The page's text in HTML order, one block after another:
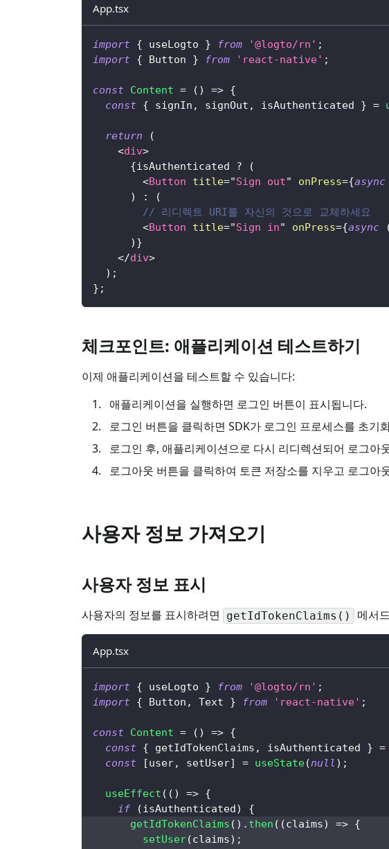
App.tsx
import { useLogto } from '@logto/rn' ;
import { Button } from 'react-native' ;
const Content = ( ) => {
const { signIn , signOut , isAuthenticated } =
return
(
<div>
{isAuthenticated ?
(
<Button title="Sign out" onPress={async
)
:
(
// 리디렉트 URI를 자신의 것으로 교체하세요
<Button title="Sign in" onPress={async
) }
</div>
) ;
} ;
체크포인트: 애플리케이션 테스트하기
이제 애플리케이션을 테스트할 수 있습니다:
애플리케이션을 실행하면 로그인 버튼이 표시됩니다.
로그인 버튼을 클릭하면 SDK가 로그인 프로세스를 초
로그인 후, 애플리케이션으로 다시 리디렉션되어 로그아
로그아웃 버튼을 클릭하여 토큰 저장소를 지우고 로그아
사용자 정보 가져오기
사용자 정보 표시
사용자의 정보를 표시하려면 getIdTokenClaims() 메서
App.tsx
import { useLogto } from '@logto/rn' ;
import { Button , Text } from 'react-native' ;
const Content = ( ) => {
const { getIdTokenClaims , isAuthenticated } =
const
[user, setUser] = useState(null ) ;
useEffect ( ( ) => {
if
(isAuthenticated)
{
getIdTokenClaims ( ) . then ( (claims) => {
setUser(claims) ;